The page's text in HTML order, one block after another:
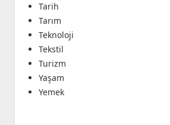
Tarih
Tarım
Teknoloji
Tekstil
Turizm
Yaşam
Yemek